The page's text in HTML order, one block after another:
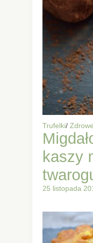
Trufelki/
kaszy
25 listopada